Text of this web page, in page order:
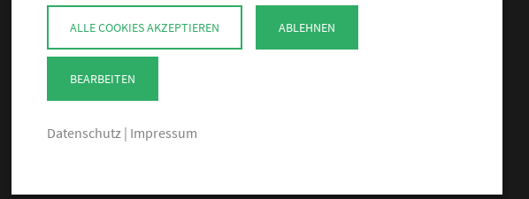
ALLE COOKIES AKZEPTIEREN ABLEHNEN
BEARBEITEN
Datenschutz | Impressum